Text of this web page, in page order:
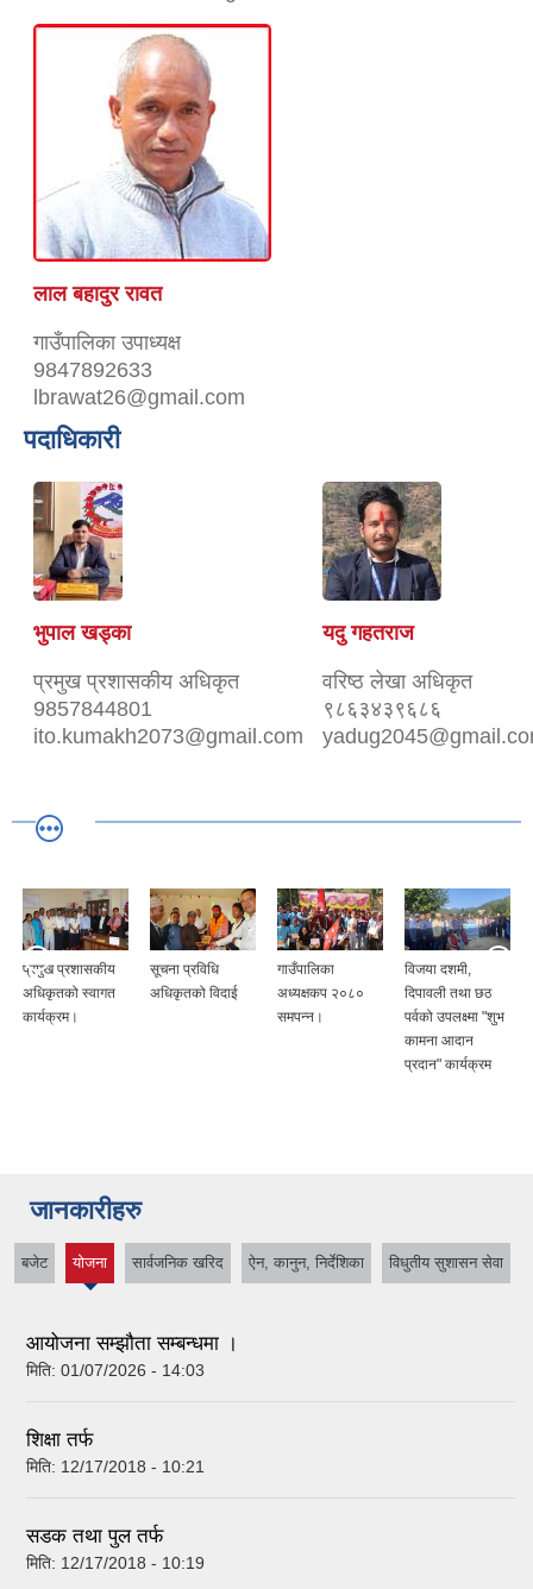
लाल बहादुर रावत
गाउँपालिका उपाध्यक्ष
9847892633
lbrawat26@gmail.com
पदाधिकारी
भुपाल खड्का
प्रमुख प्रशासकीय अधिकृत
9857844801
ito.kumakh2073@gmail.com
यदु गहतराज
वरिष्ठ लेखा अधिकृत
९८६३४३९६८६
प्रमुख प्रशासकीय
अधिकृतको स्वागत
कार्यक्रम।
सूचना प्रविधि
अधिकृतको विदाई
गाउँपालिका
अध्यक्षकप २०८०
समपन्न।
विजया दशमी,
दिपावली तथा छठ
पर्वको उपलक्ष्मा "शुभ
कामना आदान
प्रदान" कार्यक्रम
जानकारीहरु
बजेट योजना सार्वजनिक खरिद ऐन, कानुन, निर्देशिका विधुतीय सुशासन सेवा
आयोजना सम्झौता सम्बन्धमा ।
मिति: 01/07/2026 - 14:03
शिक्षा तर्फ
मिति: 12/17/2018 - 10:21
सडक तथा पुल तर्फ
मिति: 12/17/2018 - 10:19